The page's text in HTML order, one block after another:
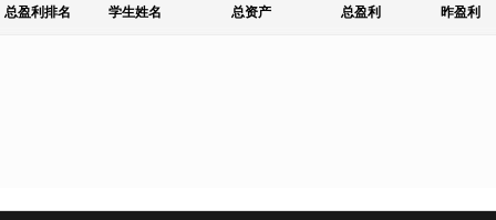
总盈利排名 学生姓名 总资产 总盈利 昨盈利